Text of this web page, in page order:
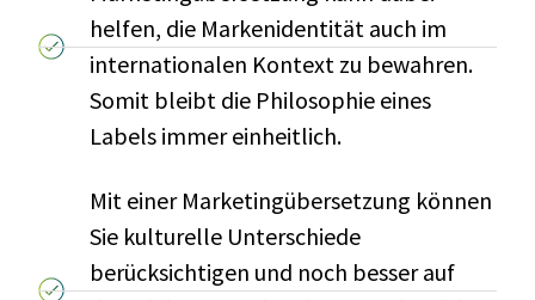
helfen, die Markenidentität auch im
internationalen Kontext zu bewahren.
Somit bleibt die Philosophie eines
Labels immer einheitlich.
Mit einer Marketingübersetzung können
Sie kulturelle Unterschiede
berücksichtigen und noch besser auf